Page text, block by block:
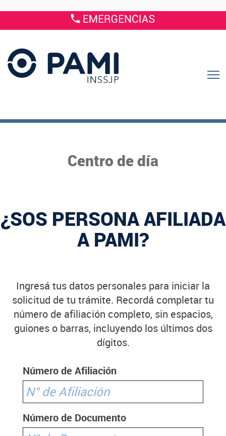
Centro de día
¿SOS PERSONA AFILIADA
A PAMI?
Ingresá tus datos personales para iniciar la
solicitud de tu trámite. Recordá completar tu
número de afiliación completo, sin espacios,
guiones o barras, incluyendo los últimos dos
dígitos.
Número de Afiliación
Número de Documento